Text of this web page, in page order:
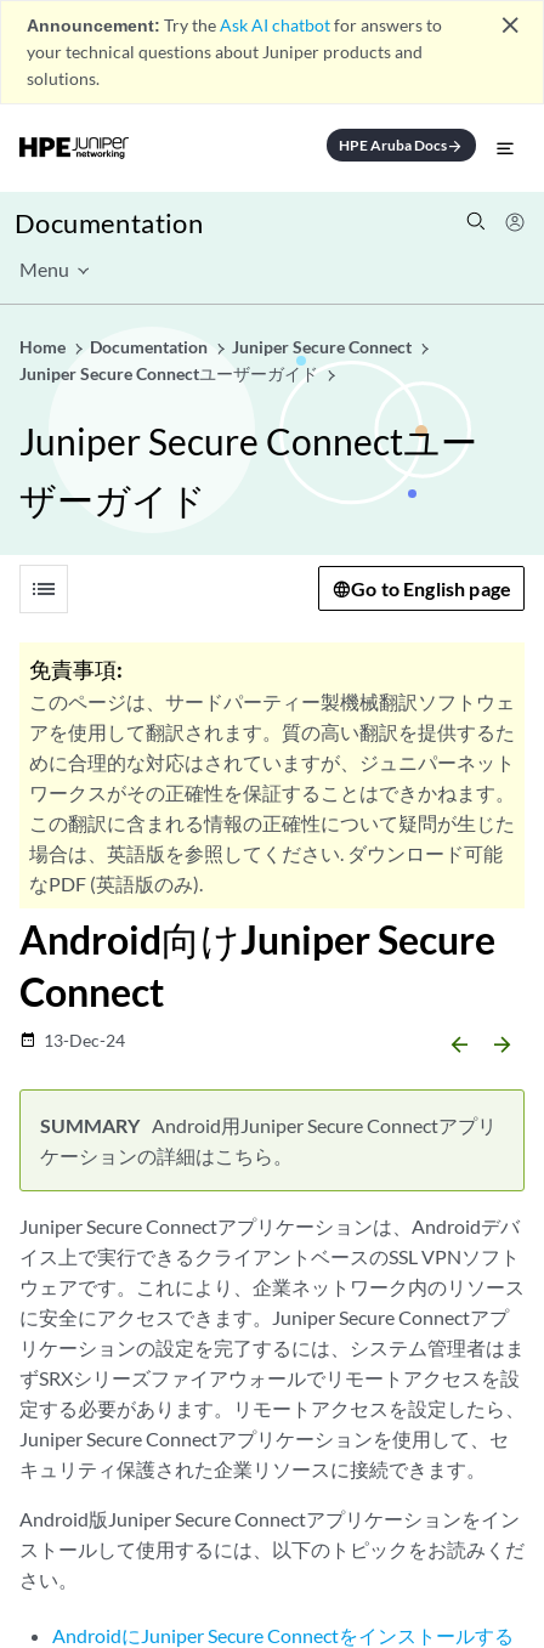
Announcement: Try theAsk AI chatbotfor answers to
your technical questions about Juniper products and
solutions.
close
HPE Aruba Docsarrow_forward
Documentation
Menu
Home Documentation
Juniper Secure Connect
Juniper Secure Connectユーザーガイド
Juniper Secure Connectユー
ザーガイド
list Go to English page
免責事項:
このページは、サードパーティー製機械翻訳ソフトウェ
アを使用して翻訳されます。質の高い翻訳を提供するた
めに合理的な対応はされていますが、ジュニパーネット
ワークスがその正確性を保証することはできかねます。
この翻訳に含まれる情報の正確性について疑問が生じた
場合は、英語版を参照してください. ダウンロード可能
なPDF (英語版のみ).
Android向けJuniper Secure
Connect
date_range 13-Dec-24 arrow_backward arrow_forward
Android用Juniper Secure Connectアプリ
ケーションの詳細はこちら。
Juniper Secure Connectアプリケーションは、Androidデバ
イス上で実行できるクライアントベースのSSL VPNソフト
ウェアです。これにより、企業ネットワーク内のリソース
に安全にアクセスできます。Juniper Secure Connectアプ
リケーションの設定を完了するには、システム管理者はま
ずSRXシリーズファイアウォールでリモートアクセスを設
定する必要があります。リモートアクセスを設定したら、
Juniper Secure Connectアプリケーションを使用して、セ
キュリティ保護された企業リソースに接続できます。
Android版Juniper Secure Connectアプリケーションをイン
ストールして使用するには、以下のトピックをお読みくだ
さい。
AndroidにJuniper Secure Connectをインストールする